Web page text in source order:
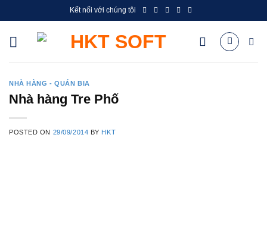
to
content
Kết nối với chúng tôi
NHÀ HÀNG - QUÁN BIA
Nhà hàng Tre Phố
POSTED ON 29/09/2014 BY HKT